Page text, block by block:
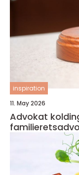
inspiration
11. May 2026
Advokat kolding sådan finder du den